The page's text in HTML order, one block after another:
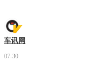
车讯网
07-30